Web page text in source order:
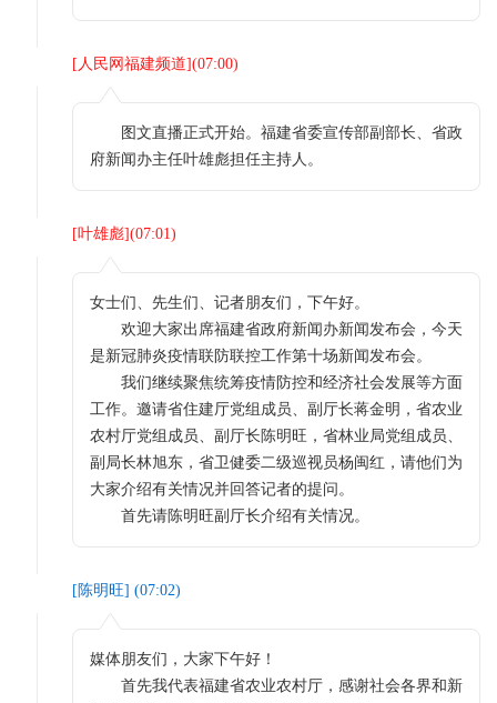
[ 人民网福建频道](07:00)
图文直播正式开始。福建省委宣传部副部长、省政
府新闻办主任叶雄彪担任主持人。
[叶雄彪](07:01)
女士们、先生们、记者朋友们，下午好。
欢迎大家出席福建省政府新闻办新闻发布会，今天
是新冠肺炎疫情联防联控工作第十场新闻发布会。
我们继续聚焦统筹疫情防控和经济社会发展等方面
工作。邀请省住建厅党组成员、副厅长蒋金明，省农业
农村厅党组成员、副厅长陈明旺，省林业局党组成员、
副局长林旭东，省卫健委二级巡视员杨闽红，请他们为
大家介绍有关情况并回答记者的提问。
首先请陈明旺副厅长介绍有关情况。
[ 陈明旺] (07:02)
媒体朋友们，大家下午好！
首先我代表福建省农业农村厅，感谢社会各界和新